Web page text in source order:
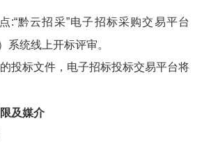
:“黔云招采”电子招标采购交易平台
系统线上开标评审。
的投标文件，电子招标投标交易平台将
及媒介